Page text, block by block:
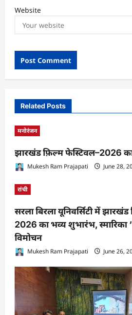
Website
Related Posts
मनोरंजन
झारखंड फ़िल्म फेस्टिवल–2026
Mukesh Ram Prajapati June 28,
रांची
सरला बिरला यूनिवर्सिटी में
2026 का भव्य शुभारंभ, स्मारिका
विमोचन
Mukesh Ram Prajapati June 26,